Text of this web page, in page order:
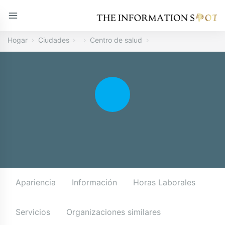
Hogar Ciudades Centro de salud
Apariencia Información Horas Laborales
Servicios Organizaciones similares